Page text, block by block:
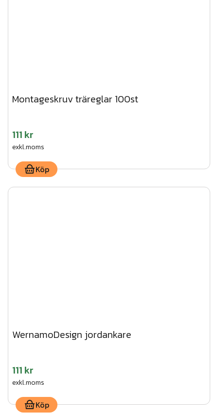
Montageskruv träreglar 100st
111 kr
exkl.moms
Köp
WernamoDesign jordankare
111 kr
exkl.moms
Köp